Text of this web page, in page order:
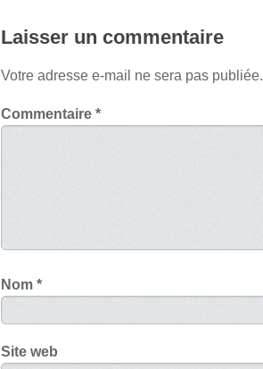
Laisser un commentaire
Votre adresse e-mail ne sera pas publiée.
Commentaire*
Nom*
Site web